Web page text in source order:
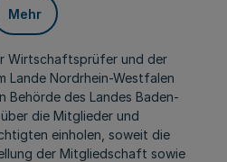
Mehr
Wirtschaftsprüfer und der
Lande Nordrhein-Westfalen
Behörde des Landes Baden-
die Mitglieder und
einholen, soweit die
der Mitgliedschaft sowie